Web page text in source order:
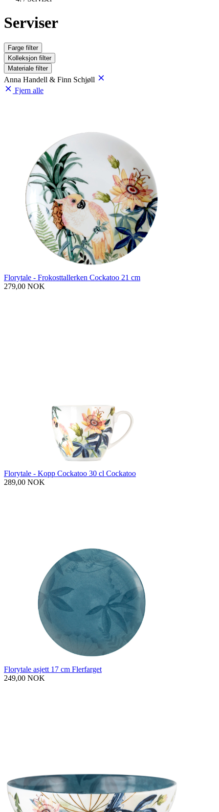
Serviser
Farge filter
Kolleksjon filter
Materiale filter
Anna Handell & Finn Schjøll
Fjern alle
Florytale - Frokosttallerken Cockatoo 21 cm
279,00 NOK
Florytale - Kopp Cockatoo 30 cl Cockatoo
289,00 NOK
Florytale asjett 17 cm Flerfarget
249,00 NOK